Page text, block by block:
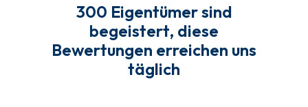
300 Eigentümer sind
begeistert, diese
Bewertungen erreichen uns
täglich